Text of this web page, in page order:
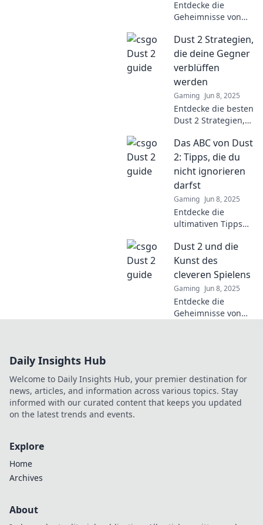
Entdecke die
Geheimnisse von
Tipps und
Insiderwissen, die
du unbedingt
wissen musst, um
zu gewinnen!
Dust 2 Strategien,
die deine Gegner
verblüffen
werden
Gaming Jun 8, 2025
Entdecke die besten
Dust 2 Strategien,
zu überraschen
und in jedem Match
zu dominieren!
Tricks, Tipps und
mehr warten auf
dich!
Das ABC von Dust
2: Tipps, die du
nicht ignorieren
darfst
Gaming Jun 8, 2025
Entdecke die
ultimativen Tipps
Verbessere dein
Game und werde
zum Pro-Spieler –
diese Strategien
darfst du nicht
verpassen!
Dust 2 und die
Kunst des
cleveren Spielens
Gaming Jun 8, 2025
Entdecke die
Geheimnisse von
Strategien für
deinen Erfolg!
Daily Insights Hub
Welcome to Daily Insights Hub, your premier destination for
news, articles, and information across various topics. Stay
informed with our curated content that keeps you updated
on the latest trends and events.
Explore
Home
Archives
About